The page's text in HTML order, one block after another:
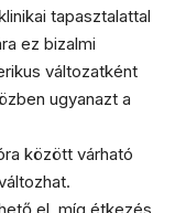
tapasztalattal
ez bizalmi
változatként
ugyanazt a
között várható
el, míg étkezés